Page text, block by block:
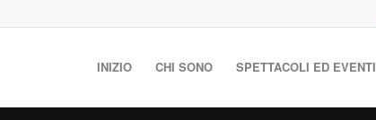
INIZIO CHI SONO SPETTACOLI ED EVENTI